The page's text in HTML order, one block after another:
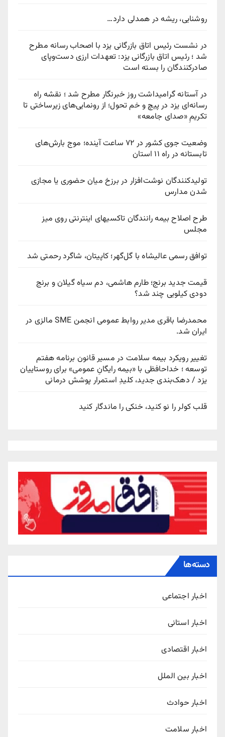
روشنایی، ریشه در همدلی دارد…
در نشست رئیس اتاق بازرگانی یزد با اصحاب رسانه مطرح
شد ؛ رئیس اتاق بازرگانی یزد: تعهدات ارزی دست‌وپای
صادرکنندگان را بسته است
در آستانه گرامیداشت روز خبرنگار مطرح شد ؛ نقشه راه
رسانه‌ای یزد در پیچ‌ و خم تحول؛ از رونمایی‌های زیرساختی تا
تکریمِ «صدای جامعه»
وضعیت جوی کشور در ۷۲ ساعت آینده؛ موج بارش‌های
تابستانه در راه ۱۱ استان
تولیدکنندگان نوشت‌افزار در برزخ میان حضوری یا مجازی
شدن مدارس
طرح اصلاح بیمه رانندگان تاکسیهای اینترنتی روی میز
مجلس
توافق رسمی عالیشاه با گل‌گهر؛ کاپیتان، شاگرد رحمتی شد
قیمت جدید برنج؛ طارم هاشمی، دم سیاه گیلان و برنج
دودی کیلویی چند شد؟
محمدرضا باقری مدیر روابط عمومی انجمن SME مالزی در
ایران شد.
تغییر رویکرد بیمه سلامت در مسیر قانون برنامه هفتم
توسعه ؛ خداحافظی با «بیمه رایگانِ عمومی» برای روستاییان
یزد / دهک‌بندی جدید، کلیدِ استمرار پوشش درمانی
قلب کولر را نو کنید، خنکی را ماندگار کنید
دسته‌ها
اخبار اجتماعی
اخبار استانی
اخبار اقتصادی
اخبار بین الملل
اخبار حوادث
اخبار سلامت